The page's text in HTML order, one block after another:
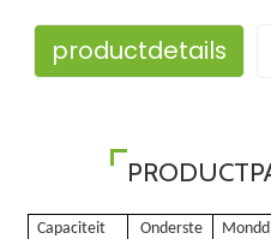
productdetails
Capaciteit
Onderste